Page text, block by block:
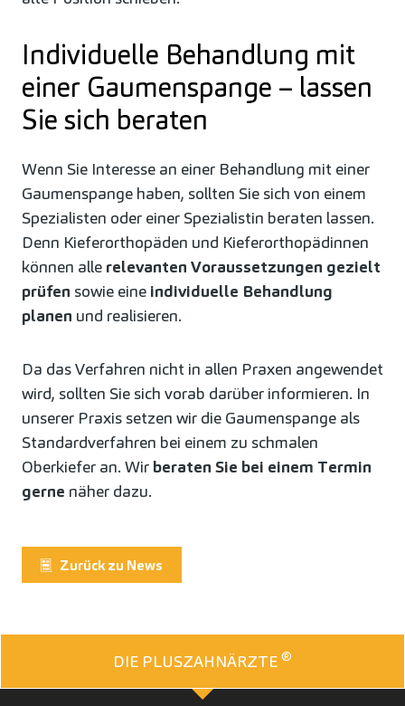
Individuelle Behandlung mit
einer Gaumenspange – lassen
Sie sich beraten
Wenn Sie Interesse an einer Behandlung mit einer
Gaumenspange haben, sollten Sie sich von einem
Spezialisten oder einer Spezialistin beraten lassen.
Denn Kieferorthopäden und Kieferorthopädinnen
können alle relevanten Voraussetzungen gezielt
prüfen sowie eine individuelle Behandlung
planen und realisieren.
Da das Verfahren nicht in allen Praxen angewendet
wird, sollten Sie sich vorab darüber informieren. In
unserer Praxis setzen wir die Gaumenspange als
Standardverfahren bei einem zu schmalen
Oberkiefer an. Wir beraten Sie bei einem Termin
gerne näher dazu.
Zurück zu News
DIE PLUSZAHNÄRZTE ®